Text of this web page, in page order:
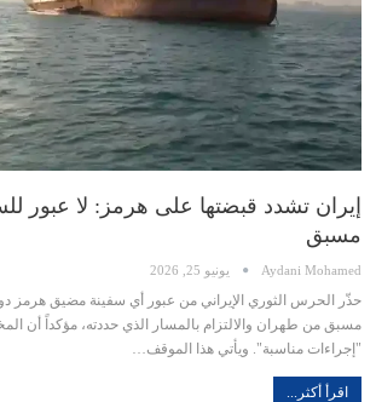
إيران تشدد قبضتها على هرمز: لا عبور
مسبق
Aydani Mohamed يونيو 25, 2026
حذّر الحرس الثوري الإيراني من عبور أي سفينة مضيق هرمز
مسبق من طهران والالتزام بالمسار الذي حددته، مؤكداً أن
"إجراءات مناسبة". ويأتي هذا الموقف…
اقرأ أكثر...